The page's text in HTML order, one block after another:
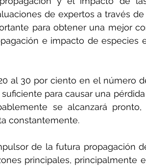
de expertos a través
para obtener una mejor
e impacto de especies
al 30 por ciento en el número
para causar una
se alcanzará
constantemente.
de la futura propagación
principales, principalmente